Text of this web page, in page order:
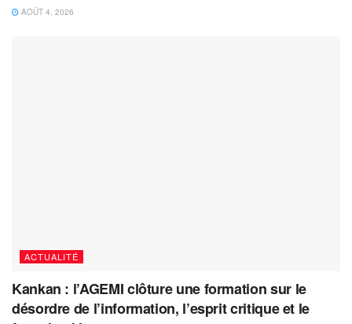
AOÛT 4, 2026
ACTUALITÉ
Kankan : l’AGEMI clôture une formation sur le
désordre de l’information, l’esprit critique et le